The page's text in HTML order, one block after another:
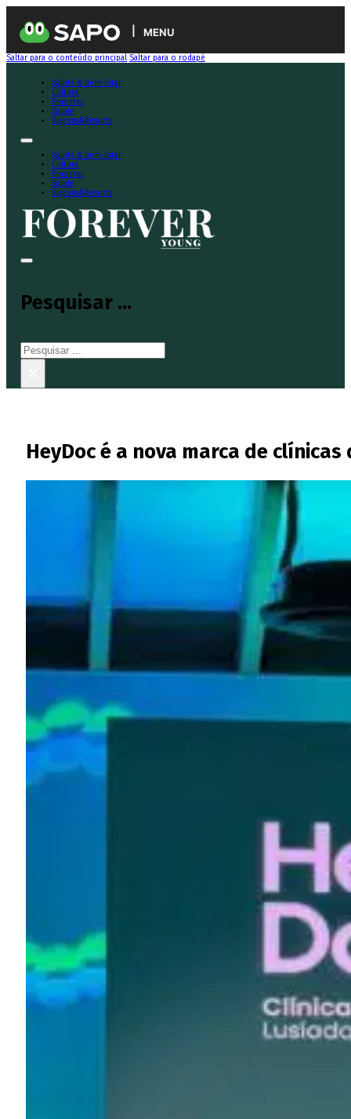
MENU
Saltar para o conteúdo principal Saltar para o rodapé
Saúde & Bem-Estar
Cultura
Prazeres
Saúde
Viagens&Resorts
Saúde & Bem-Estar
Cultura
Prazeres
Saúde
Viagens&Resorts
Pesquisar ...
Pesquisar
HeyDoc é a nova marca de